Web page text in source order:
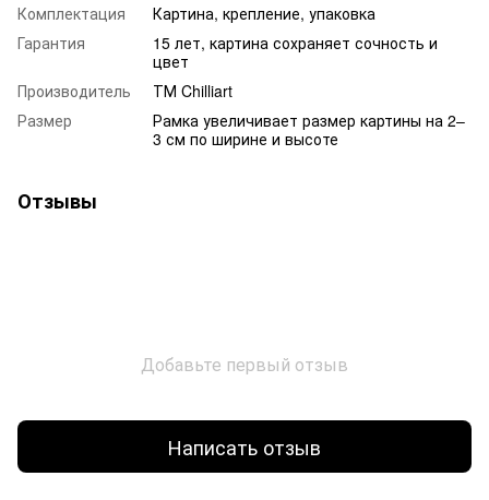
Комплектация
Картина, крепление, упаковка
Гарантия
15 лет, картина сохраняет сочность и
цвет
Производитель
ТМ Chilliart
Размер
Рамка увеличивает размер картины на 2–
3 см по ширине и высоте
Отзывы
Добавьте первый отзыв
Написать отзыв